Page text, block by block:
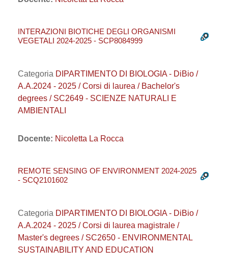
INTERAZIONI BIOTICHE DEGLI ORGANISMI
VEGETALI 2024-2025 - SCP8084999
Categoria DIPARTIMENTO DI BIOLOGIA - DiBio /
A.A.2024 - 2025 / Corsi di laurea / Bachelor's
degrees / SC2649 - SCIENZE NATURALI E
AMBIENTALI
Docente: Nicoletta La Rocca
REMOTE SENSING OF ENVIRONMENT 2024-2025
- SCQ2101602
Categoria DIPARTIMENTO DI BIOLOGIA - DiBio /
A.A.2024 - 2025 / Corsi di laurea magistrale /
Master's degrees / SC2650 - ENVIRONMENTAL
SUSTAINABILITY AND EDUCATION